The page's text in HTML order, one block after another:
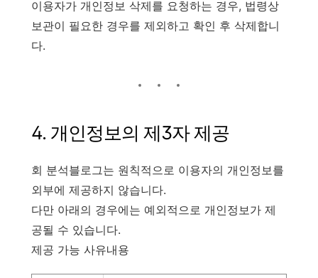
이용자가 개인정보 삭제를 요청하는 경우, 법령상
보관이 필요한 경우를 제외하고 확인 후 삭제합니
다.
4. 개인정보의 제3자 제공
회 분석블로그는 원칙적으로 이용자의 개인정보를
외부에 제공하지 않습니다.
다만 아래의 경우에는 예외적으로 개인정보가 제
공될 수 있습니다.
제공 가능 사유내용